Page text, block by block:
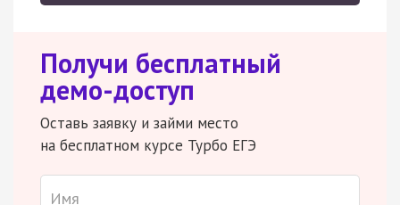
Получи бесплатный
демо-доступ
Оставь заявку и займи место
на бесплатном курсе Турбо ЕГЭ